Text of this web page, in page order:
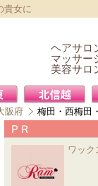
貴女に
ヘアサロ
マッサー
美容サロ
阪府 梅田・西梅田
ワック